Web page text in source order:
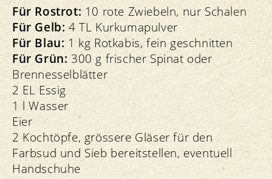
Für Rostrot: 10 rote Zwiebeln, nur Schalen
Für Gelb:4 TL Kurkumapulver
Für Blau:1 kg Rotkabis, fein geschnitten
Für Grün: 300 g frischer Spinat oder
Brennesselblätter
2 EL Essig
1 l Wasser
Eier
2 Kochtöpfe, grössere Gläser für den
Farbsud und Sieb bereitstellen, eventuell
Handschuhe